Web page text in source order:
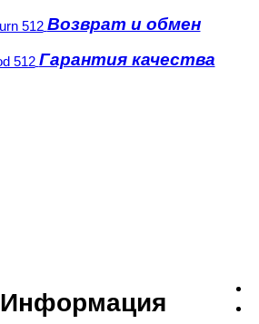
Возврат и обмен
Гарантия качества
Информация